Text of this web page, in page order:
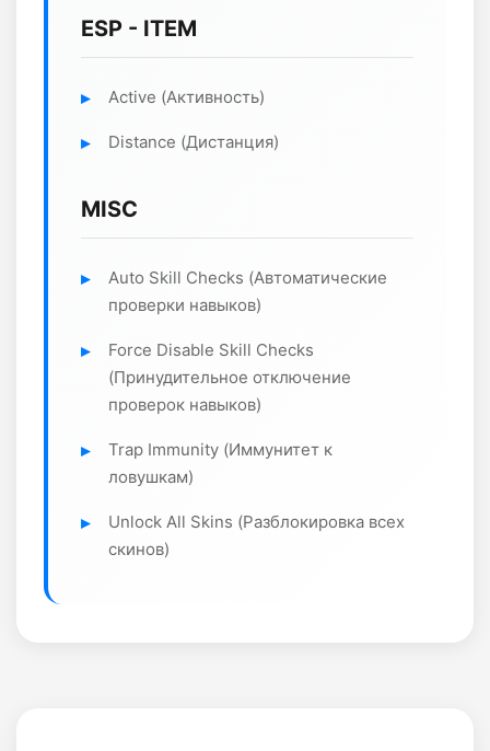
ESP - ITEM
Active (Активность)
Distance (Дистанция)
MISC
Auto Skill Checks (Автоматические
проверки навыков)
Force Disable Skill Checks
(Принудительное отключение
проверок навыков)
Trap Immunity (Иммунитет к
ловушкам)
Unlock All Skins (Разблокировка всех
скинов)